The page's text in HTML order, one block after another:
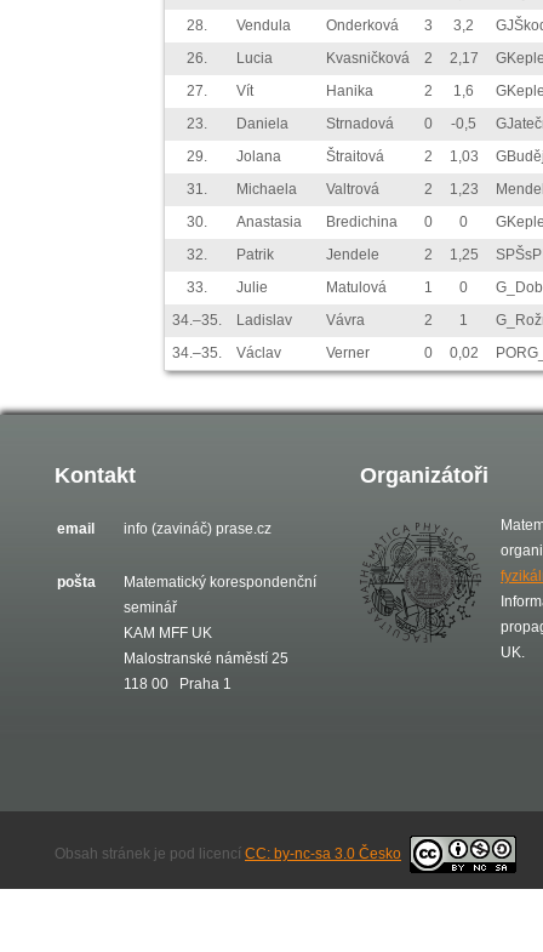
28.
Vendula Onderková 3 3,2
26.
Lucia Kvasničková 2 2,17
27.
Vít Hanika 2 1,6
23.
Daniela Strnadová 0 -0,5
29.
Jolana Štraitová 2 1,03
31.
Michaela Valtrová 2 1,23
30.
Anastasia Bredichina 0 0
32.
Patrik Jendele 2 1,25
33.
Julie Matulová 1 0
34.–35.
Ladislav Vávra 2 1
34.–35.
Václav Verner 0 0,02
Kontakt
email info (zavináč) prase.cz
pošta
Matematický korespondenční
seminář
KAM MFF UK
Malostranské náměstí 25
118 00 Praha 1
Organizátoři
UK.
Obsah stránek je pod licencí CC: by-nc-sa 3.0 Česko